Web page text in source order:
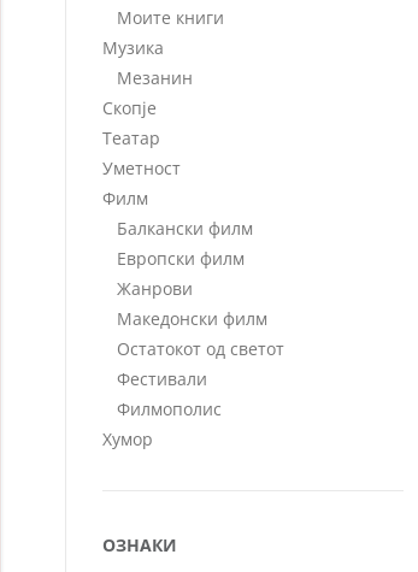
Моите книги
Музика
Мезанин
Скопје
Театар
Уметност
Филм
Балкански филм
Европски филм
Жанрови
Македонски филм
Остатокот од светот
Фестивали
Филмополис
Хумор
ОЗНАКИ